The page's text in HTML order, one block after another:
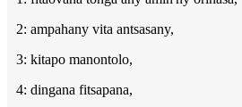
2: ampahany vita antsasany,
3: kitapo manontolo,
4: dingana fitsapana,